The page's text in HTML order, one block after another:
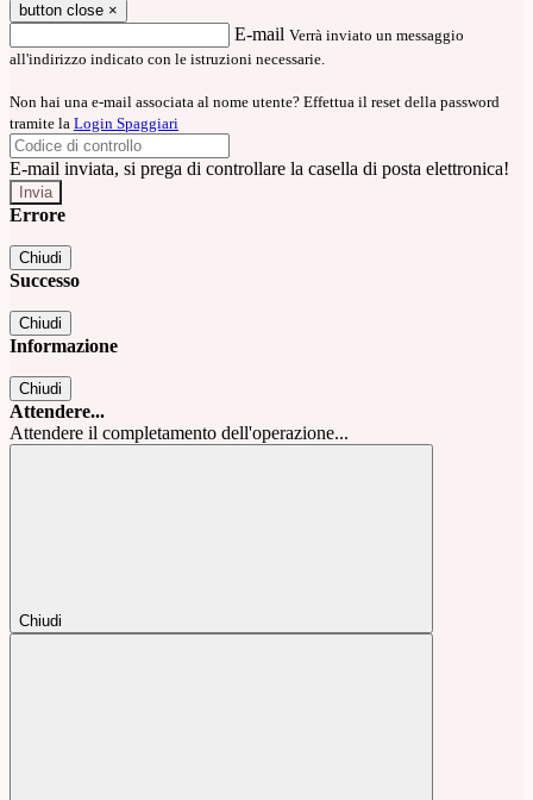
button close ×
E-mail Verrà inviato un messaggio
all'indirizzo indicato con le istruzioni necessarie.
Non hai una e-mail associata al nome utente? Effettua il reset della password
tramite la Login Spaggiari
E-mail inviata, si prega di controllare la casella di posta elettronica!
Errore
Chiudi
Successo
Chiudi
Informazione
Chiudi
Attendere...
Attendere il completamento dell'operazione...
Chiudi